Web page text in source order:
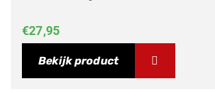
€27,95
Bekijk product